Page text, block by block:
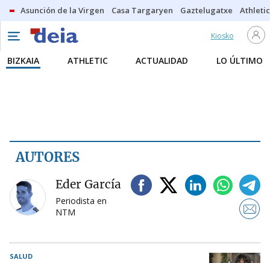
Asunción de la Virgen Casa Targaryen Gaztelugatxe Athletic
Kiosko
BIZKAIA ATHLETIC ACTUALIDAD LO ÚLTIMO
AUTORES
Eder García
Periodista en
NTM
SALUD